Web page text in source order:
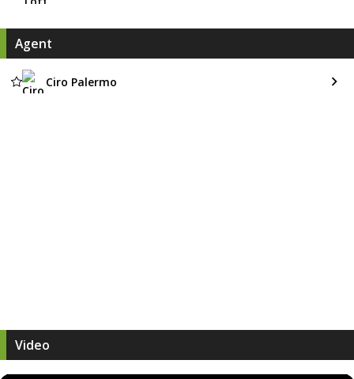
Agent
Ciro Palermo
Video